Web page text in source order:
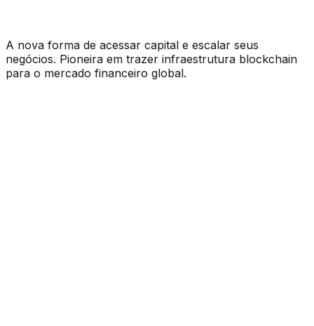
A nova forma de acessar capital e escalar seus
negócios. Pioneira em trazer infraestrutura blockchain
para o mercado financeiro global.